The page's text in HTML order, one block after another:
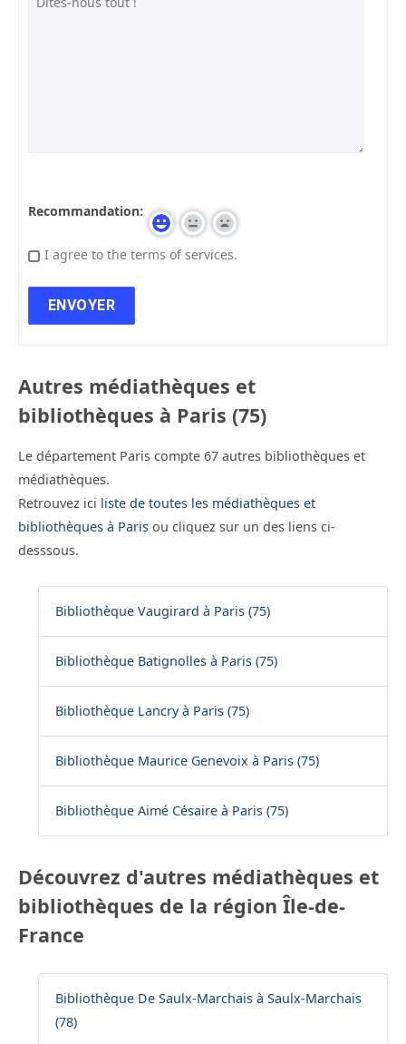
Recommandation:
I agree to the terms of services.
Autres médiathèques et
bibliothèques à Paris (75)
Le département Paris compte 67 autres bibliothèques et
médiathèques.
Retrouvez ici liste de toutes les médiathèques et
bibliothèques à Paris ou cliquez sur un des liens ci-
desssous.
Bibliothèque Vaugirard à Paris (75)
Bibliothèque Batignolles à Paris (75)
Bibliothèque Lancry à Paris (75)
Bibliothèque Maurice Genevoix à Paris (75)
Bibliothèque Aimé Césaire à Paris (75)
Découvrez d'autres médiathèques et
bibliothèques de la région Île-de-
France
Bibliothèque De Saulx-Marchais à Saulx-Marchais
(78)